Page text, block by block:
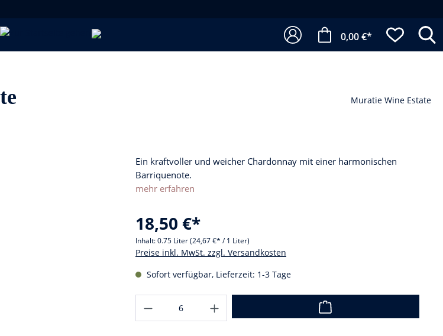
0,00 €*
Muratie Wine Estate
Ein kraftvoller und weicher Chardonnay mit einer harmonischen
Barriquenote.
mehr erfahren
18,50 €*
Inhalt:0.75 Liter(24,67 €* / 1 Liter)
Preise inkl. MwSt. zzgl. Versandkosten
Sofort verfügbar, Lieferzeit: 1-3 Tage